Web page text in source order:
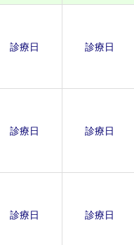
診療日 診療日
診療日 診療日
診療日 診療日